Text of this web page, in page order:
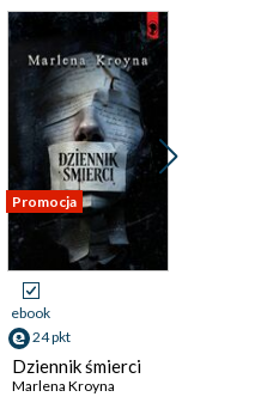
Promocja
ebook
24 pkt
Dziennik śmierci
Marlena Kroyna